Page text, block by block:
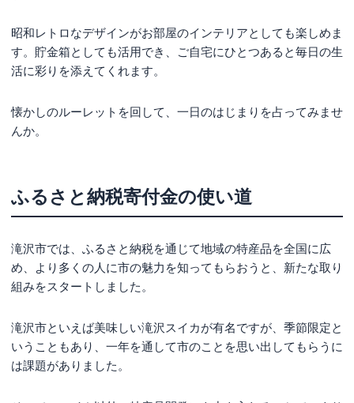
昭和レトロなデザインがお部屋のインテリアとしても楽しめま
す。貯金箱としても活用でき、ご自宅にひとつあると毎日の生
活に彩りを添えてくれます。
懐かしのルーレットを回して、一日のはじまりを占ってみませ
んか。
ふるさと納税寄付金の使い道
滝沢市では、ふるさと納税を通じて地域の特産品を全国に広
め、より多くの人に市の魅力を知ってもらおうと、新たな取り
組みをスタートしました。
滝沢市といえば美味しい滝沢スイカが有名ですが、季節限定と
いうこともあり、一年を通して市のことを思い出してもらうに
は課題がありました。